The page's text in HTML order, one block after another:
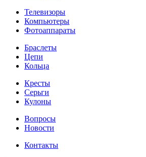
Телевизоры
Компьютеры
Фотоаппараты
Браслеты
Цепи
Кольца
Кресты
Серьги
Кулоны
Вопросы
Новости
Контакты